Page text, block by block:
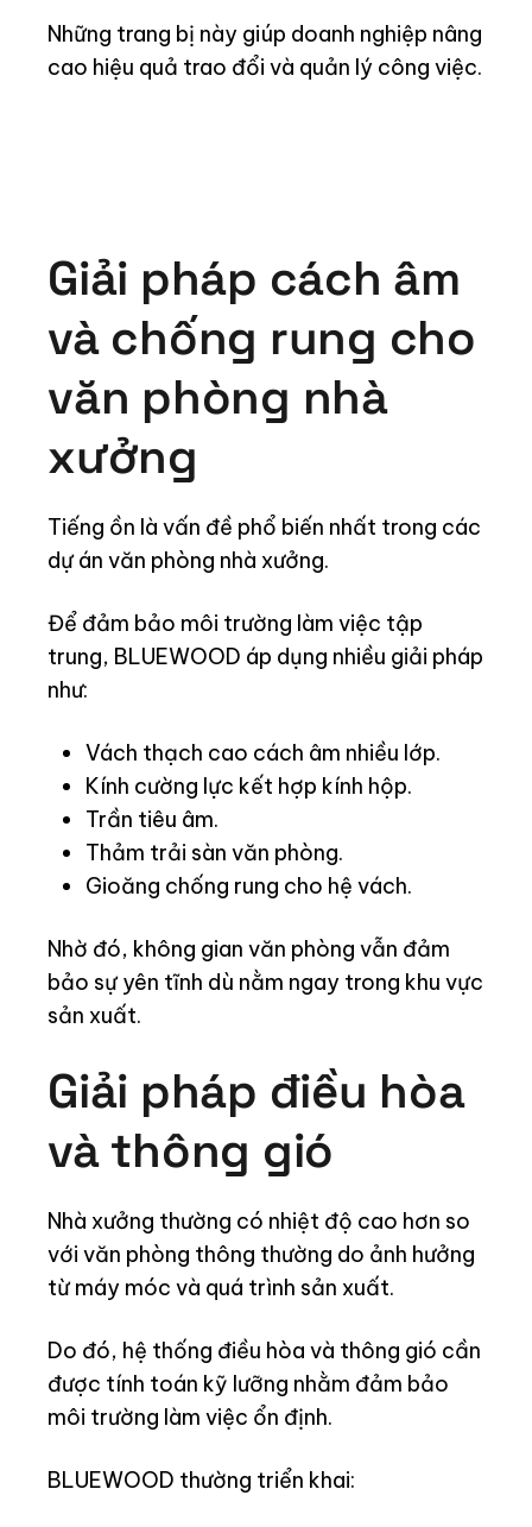
Những trang bị này giúp doanh nghiệp nâng
cao hiệu quả trao đổi và quản lý công việc.
Giải pháp cách âm
và chống rung cho
văn phòng nhà
xưởng
Tiếng ồn là vấn đề phổ biến nhất trong các
dự án văn phòng nhà xưởng.
Để đảm bảo môi trường làm việc tập
trung, BLUEWOOD áp dụng nhiều giải pháp
như:
Vách thạch cao cách âm nhiều lớp.
Kính cường lực kết hợp kính hộp.
Trần tiêu âm.
Thảm trải sàn văn phòng.
Gioăng chống rung cho hệ vách.
Nhờ đó, không gian văn phòng vẫn đảm
bảo sự yên tĩnh dù nằm ngay trong khu vực
sản xuất.
Giải pháp điều hòa
và thông gió
Nhà xưởng thường có nhiệt độ cao hơn so
với văn phòng thông thường do ảnh hưởng
từ máy móc và quá trình sản xuất.
Do đó, hệ thống điều hòa và thông gió cần
được tính toán kỹ lưỡng nhằm đảm bảo
môi trường làm việc ổn định.
BLUEWOOD thường triển khai: